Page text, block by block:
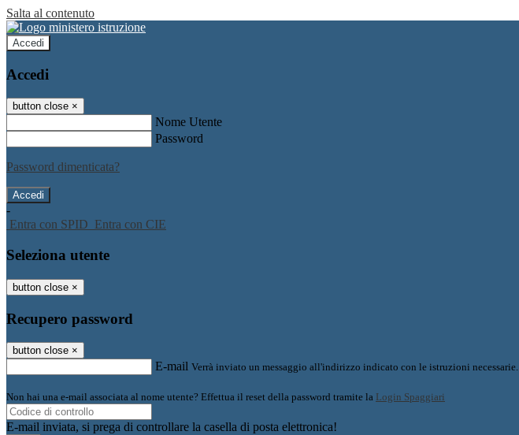
Salta al contenuto
Accedi
Accedi
button close ×
Nome Utente
Password
Password dimenticata?
-
Entra con SPID Entra con CIE
Seleziona utente
button close ×
Recupero password
button close ×
E-mail Verrà inviato un messaggio all'indirizzo indicato con le istruzioni necessarie.
Non hai una e-mail associata al nome utente? Effettua il reset della password tramite la Login Spaggiari
E-mail inviata, si prega di controllare la casella di posta elettronica!